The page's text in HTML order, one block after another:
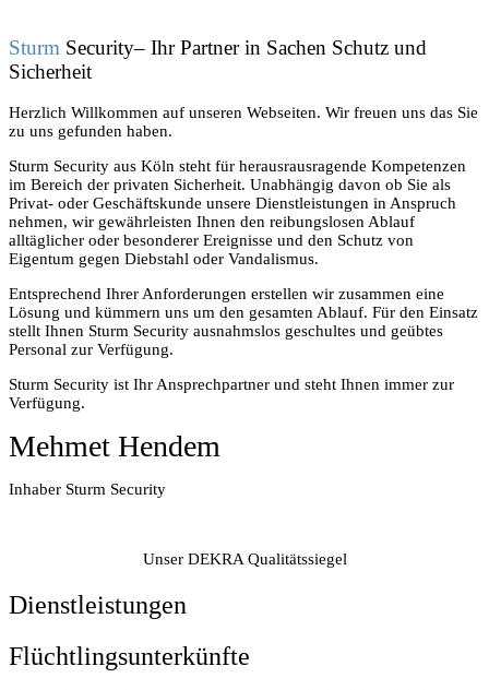
Sturm Security– Ihr Partner in Sachen Schutz und
Sicherheit
Herzlich Willkommen auf unseren Webseiten. Wir freuen uns das Sie
zu uns gefunden haben.
Sturm Security aus Köln steht für herausrausragende Kompetenzen
im Bereich der privaten Sicherheit. Unabhängig davon ob Sie als
Privat- oder Geschäftskunde unsere Dienstleistungen in Anspruch
nehmen, wir gewährleisten Ihnen den reibungslosen Ablauf
alltäglicher oder besonderer Ereignisse und den Schutz von
Eigentum gegen Diebstahl oder Vandalismus.
Entsprechend Ihrer Anforderungen erstellen wir zusammen eine
Lösung und kümmern uns um den gesamten Ablauf. Für den Einsatz
stellt Ihnen Sturm Security ausnahmslos geschultes und geübtes
Personal zur Verfügung.
Sturm Security ist Ihr Ansprechpartner und steht Ihnen immer zur
Verfügung.
Mehmet Hendem
Inhaber Sturm Security
Unser DEKRA Qualitätssiegel
Dienstleistungen
Flüchtlingsunterkünfte